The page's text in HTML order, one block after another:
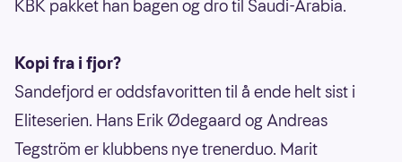
KBK pakket han bagen og dro til Saudi-Arabia.
Kopi fra i fjor?
Sandefjord er oddsfavoritten til å ende helt sist i
Eliteserien. Hans Erik Ødegaard og Andreas
Tegström er klubbens nye trenerduo. Marit